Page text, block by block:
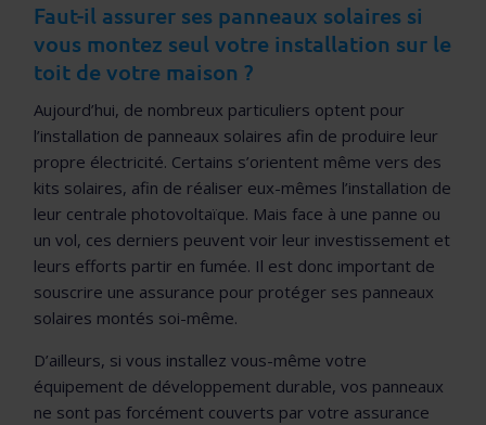
Faut-il assurer ses panneaux solaires si
vous montez seul votre installation sur le
toit de votre maison ?
Aujourd’hui, de nombreux particuliers optent pour
l’installation de panneaux solaires afin de produire leur
propre électricité. Certains s’orientent même vers des
kits solaires, afin de réaliser eux-mêmes l’installation de
leur centrale photovoltaïque. Mais face à une panne ou
un vol, ces derniers peuvent voir leur investissement et
leurs efforts partir en fumée. Il est donc important de
souscrire une assurance pour protéger ses panneaux
solaires montés soi-même.
D’ailleurs, si vous installez vous-même votre
équipement de développement durable, vos panneaux
ne sont pas forcément couverts par votre assurance